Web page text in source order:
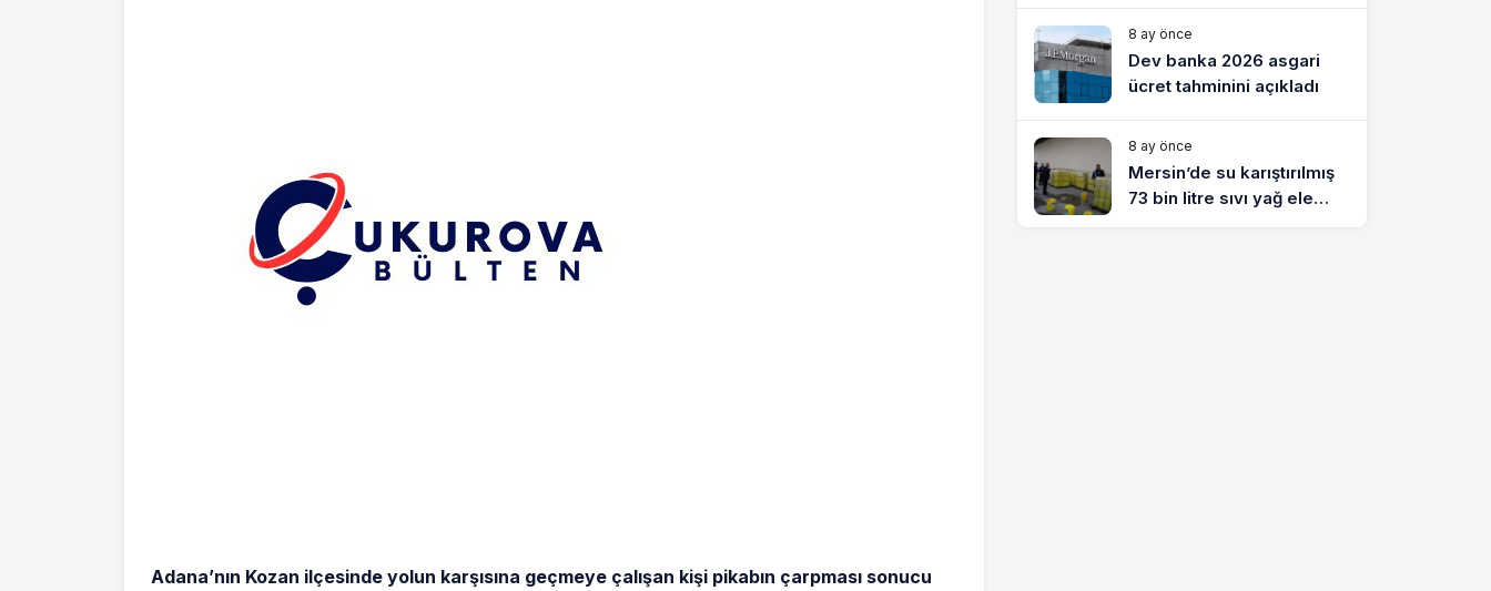
Adana’nın Kozan ilçesinde yolun karşısına geçmeye çalışan kişi pikabın çarpması sonucu
8 ay önce
Dev banka 2026 asgari
ücret tahminini açıkladı
8 ay önce
Mersin’de su karıştırılmış
73 bin litre sıvı yağ ele